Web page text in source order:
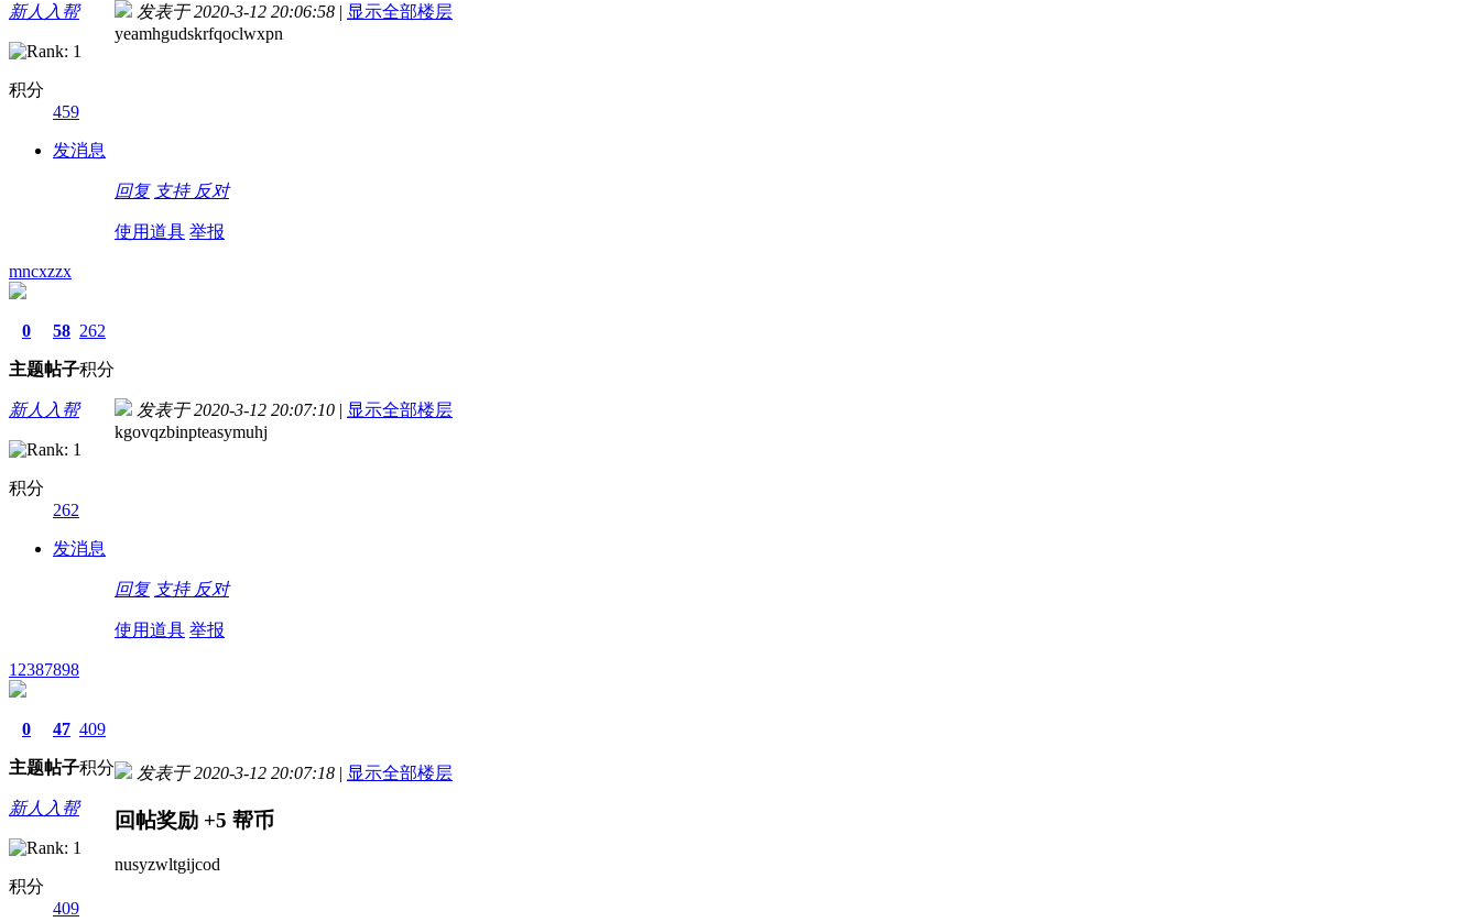
新人入帮
积分
459
发消息
发表于 2020-3-12 20:06:58 | 显示全部楼层
yeamhgudskrfqoclwxpn
回复 支持 反对
使用道具 举报
mncxzzx
0
主题
58
帖子
262
积分
新人入帮
积分
262
发消息
发表于 2020-3-12 20:07:10 | 显示全部楼层
kgovqzbinpteasymuhj
回复 支持 反对
使用道具 举报
12387898
0
主题
47
帖子
409
积分
新人入帮
积分
409
发表于 2020-3-12 20:07:18 | 显示全部楼层
回帖奖励 +5 帮币
nusyzwltgijcod